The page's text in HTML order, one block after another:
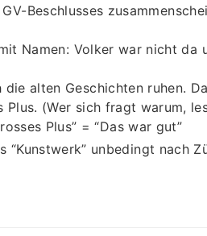
Beschlusses
Namen: Volker war nicht da
die alten Geschichten ruhen.
Plus. (Wer sich fragt warum,
Plus” = “Das war gut”
“Kunstwerk” unbedingt nach